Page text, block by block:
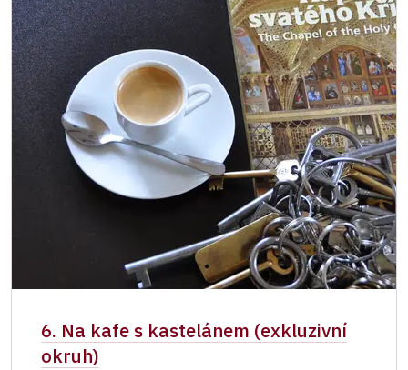
6. Na kafe s kastelánem (exkluzivní
okruh)